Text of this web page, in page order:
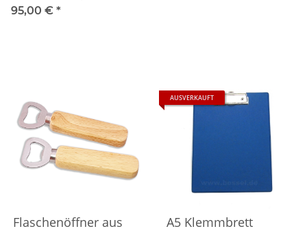
für Lasergravur, als
95,00 € *
Flaschenöffner aus
AUSVERKAUFT
A5 Klemmbrett